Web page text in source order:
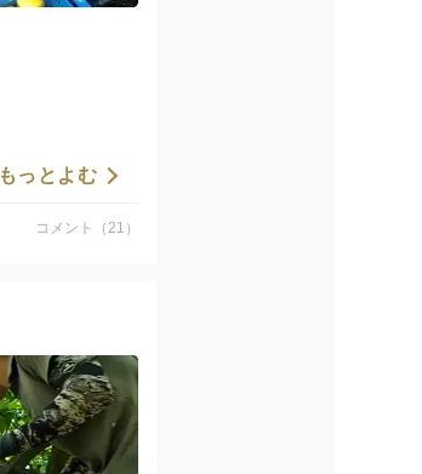
もっとよむ
コメント（21）